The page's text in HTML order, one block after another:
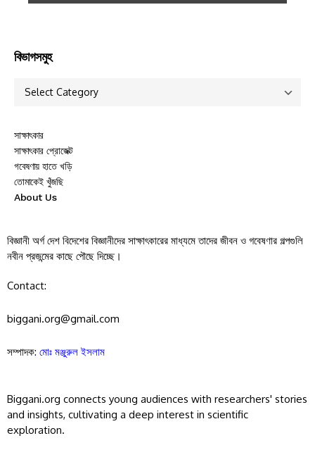
বিভাগসমুহ
সাক্ষাৎকার
সাক্ষাৎকার প্রোজেক্ট
গবেষণায় হাতে খড়ি
তোমাকেই খুঁজছি
About Us
বিজ্ঞানী অর্গ দেশ বিদেশের বিজ্ঞানীদের সাক্ষাৎকারের মাধ্যমে তাদের জীবন ও গবেষণার গল্পগুলি
নবীন প্রজন্মের কাছে পৌছে দিচ্ছে।
Contact:
biggani.org@gmail.com
সম্পাদক: মোঃ মঞ্জুরুল ইসলাম
Biggani.org connects young audiences with researchers' stories
and insights, cultivating a deep interest in scientific
exploration.